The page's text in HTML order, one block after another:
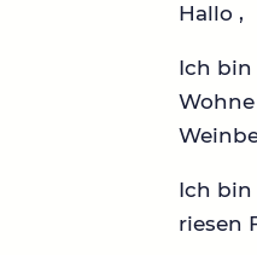
Hallo ,
Ich bin
Ich bin
riesen